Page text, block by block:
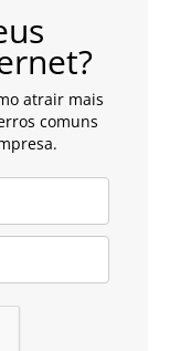
atrair mais
comuns